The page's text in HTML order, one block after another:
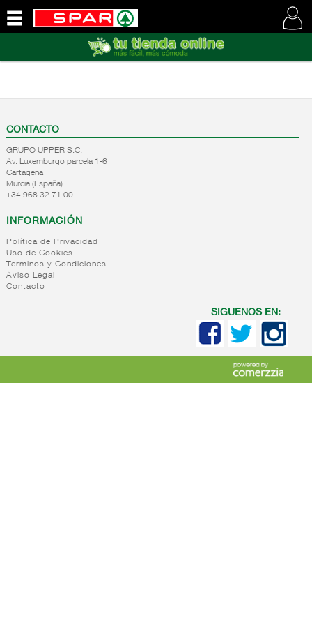
SOMOS
CONTACTO
GRUPO UPPER S.C.
Av. Luxemburgo parcela 1-6
Cartagena
Murcia (España)
+34 968 32 71 00
INFORMACIÓN
Política de Privacidad
Uso de Cookies
Terminos y Condiciones
Aviso Legal
Contacto
SIGUENOS EN: